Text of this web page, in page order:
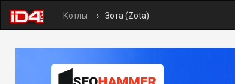
Котлы Зота (Zota)